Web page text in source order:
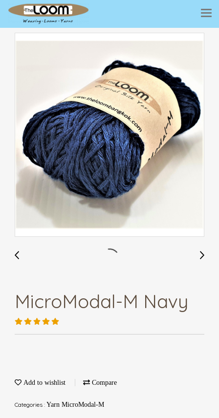
MicroModal-M Navy
Add to wishlist Compare
Categories : Yarn MicroModal-M